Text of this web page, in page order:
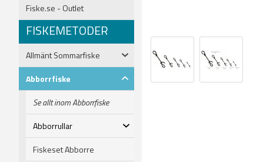
Fiske.se - Outlet
FISKEMETODER
Allmänt Sommarfiske
Abborrfiske
Se allt inom Abborrfiske
Abborrullar
Fiskeset Abborre